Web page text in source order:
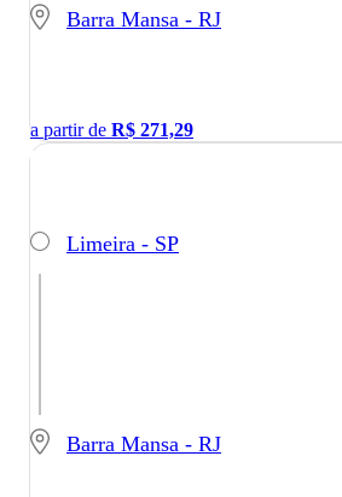
Barra Mansa - RJ
a partir de R$ 271,29
Limeira - SP
Barra Mansa - RJ